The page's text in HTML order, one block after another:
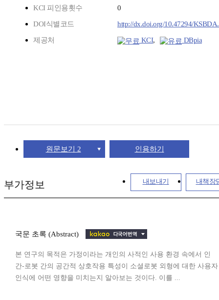
KCI 피인용횟수 0
DOI식별코드 http://dx.doi.org/10.47294/
제공처 KCI, DBpia
원문보기 2 인용하기
내보내기 내책장
부가정보
국문 초록 (Abstract)
본 연구의 목적은 가정이라는 개인의 사적인 사용 환경 속에서 인
간-로봇 간의 공간적 상호작용 특성이 소셜로봇 외형에 대한 사용자
인식에 어떤 영향을 미치는지 알아보는 것이다. 이를 ...